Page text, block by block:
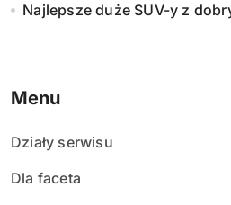
Najlepsze duże SUV-y z
Menu
Działy serwisu
Dla faceta